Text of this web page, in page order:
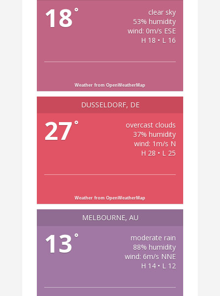
18°
clear sky
53% humidity
wind: 0m/s ESE
H 18 • L 16
Weather from OpenWeatherMap
DÜSSELDORF, DE
27 °
overcast clouds
37% humidity
wind: 1m/s N
H 28 • L 25
Weather from OpenWeatherMap
MELBOURNE, AU
13 °
moderate rain
88% humidity
wind: 6m/s NNE
H 14 • L 12